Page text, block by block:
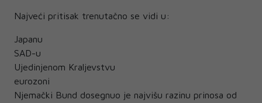
Najveći pritisak trenutačno se vidi u:
Japanu
SAD-u
Ujedinjenom Kraljevstvu
eurozoni
Njemački Bund dosegnuo je najvišu razinu prinosa od